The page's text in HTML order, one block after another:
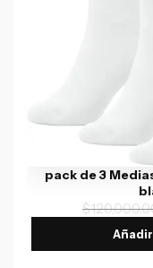
pack de 3
$